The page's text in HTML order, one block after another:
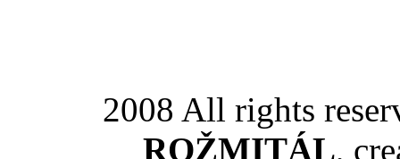
2008 All rights
ROŽMITÁL,